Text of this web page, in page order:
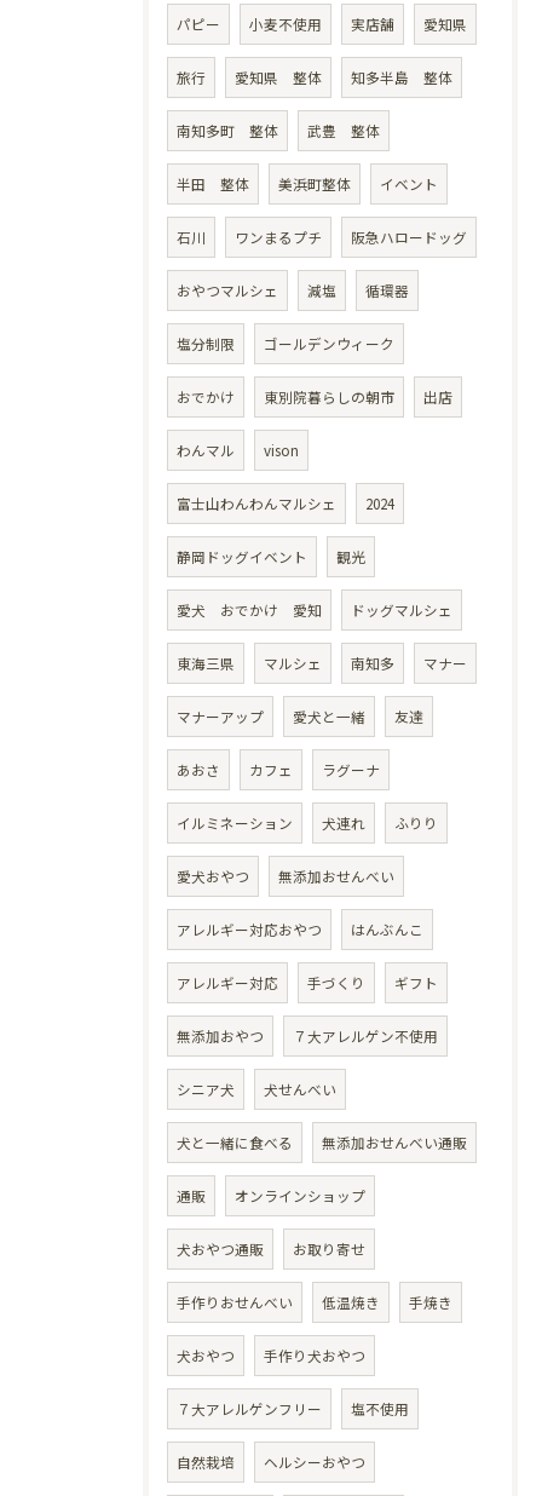
パピー 小麦不使用 実店舗 愛知県
旅行 愛知県 整体 知多半島 整体
南知多町 整体 武豊 整体
半田 整体 美浜町整体 イベント
石川 ワンまるプチ 阪急ハロードッグ
おやつマルシェ 減塩 循環器
塩分制限 ゴールデンウィーク
おでかけ 東別院暮らしの朝市 出店
わんマル vison
富士山わんわんマルシェ 2024
静岡ドッグイベント 観光
愛犬 おでかけ 愛知 ドッグマルシェ
東海三県 マルシェ 南知多 マナー
マナーアップ 愛犬と一緒 友達
あおさ カフェ ラグーナ
イルミネーション 犬連れ ふりり
愛犬おやつ 無添加おせんべい
アレルギー対応おやつ はんぶんこ
アレルギー対応 手づくり ギフト
無添加おやつ ７大アレルゲン不使用
シニア犬 犬せんべい
犬と一緒に食べる 無添加おせんべい通販
通販 オンラインショップ
犬おやつ通販 お取り寄せ
手作りおせんべい 低温焼き 手焼き
犬おやつ 手作り犬おやつ
７大アレルゲンフリー 塩不使用
自然栽培 ヘルシーおやつ